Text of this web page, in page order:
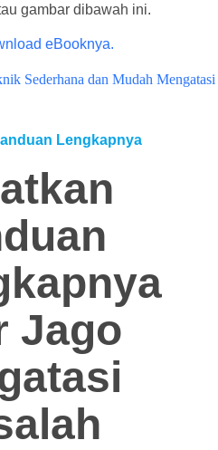
gambar dibawah ini.
eBooknya.
Lengkapnya
Jago